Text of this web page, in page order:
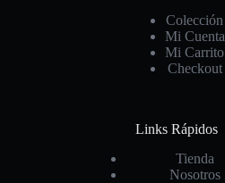
Colección
Mi Cuenta
Mi Carrito
Checkout
Links Rápidos
Tienda
Nosotros